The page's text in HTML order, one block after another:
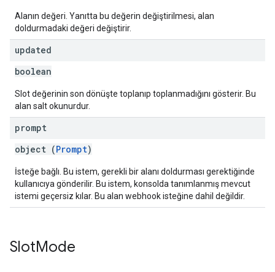
Alanın değeri. Yanıtta bu değerin değiştirilmesi, alan
doldurmadaki değeri değiştirir.
updated
boolean
Slot değerinin son dönüşte toplanıp toplanmadığını gösterir. Bu
alan salt okunurdur.
prompt
object (Prompt)
İsteğe bağlı. Bu istem, gerekli bir alanı doldurması gerektiğinde
kullanıcıya gönderilir. Bu istem, konsolda tanımlanmış mevcut
istemi geçersiz kılar. Bu alan webhook isteğine dahil değildir.
SlotMode